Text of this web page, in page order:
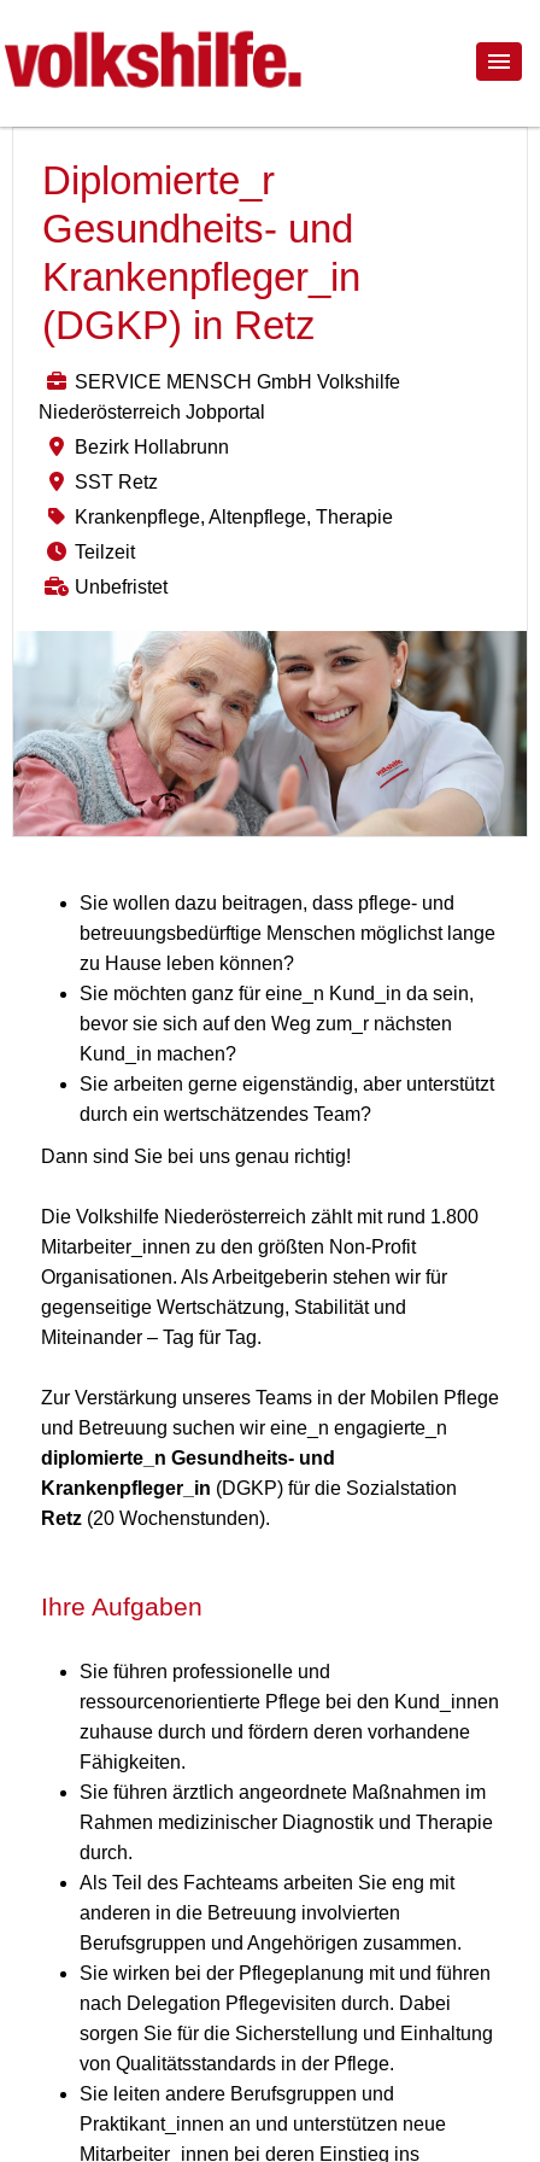
Diplomierte_r
Gesundheits- und
Krankenpfleger_in
(DGKP) in Retz
SERVICE MENSCH GmbH Volkshilfe
Niederösterreich Jobportal
Bezirk Hollabrunn
SST Retz
Krankenpflege, Altenpflege, Therapie
Teilzeit
Unbefristet
Sie wollen dazu beitragen, dass pflege- und
betreuungsbedürftige Menschen möglichst lange
zu Hause leben können?
Sie möchten ganz für eine_n Kund_in da sein,
bevor sie sich auf den Weg zum_r nächsten
Kund_in machen?
Sie arbeiten gerne eigenständig, aber unterstützt
durch ein wertschätzendes Team?
Dann sind Sie bei uns genau richtig!
Die Volkshilfe Niederösterreich zählt mit rund 1.800
Mitarbeiter_innen zu den größten Non-Profit
Organisationen. Als Arbeitgeberin stehen wir für
gegenseitige Wertschätzung, Stabilität und
Miteinander – Tag für Tag.
Zur Verstärkung unseres Teams in der Mobilen Pflege
und Betreuung suchen wir eine_n engagierte_n
diplomierte_n Gesundheits- und
Krankenpfleger_in (DGKP) für die Sozialstation
Retz (20 Wochenstunden).
Ihre Aufgaben
Sie führen professionelle und
ressourcenorientierte Pflege bei den Kund_innen
zuhause durch und fördern deren vorhandene
Fähigkeiten.
Sie führen ärztlich angeordnete Maßnahmen im
Rahmen medizinischer Diagnostik und Therapie
durch.
Als Teil des Fachteams arbeiten Sie eng mit
anderen in die Betreuung involvierten
Berufsgruppen und Angehörigen zusammen.
Sie wirken bei der Pflegeplanung mit und führen
nach Delegation Pflegevisiten durch. Dabei
sorgen Sie für die Sicherstellung und Einhaltung
von Qualitätsstandards in der Pflege.
Sie leiten andere Berufsgruppen und
Praktikant_innen an und unterstützen neue
Mitarbeiter_innen bei deren Einstieg ins